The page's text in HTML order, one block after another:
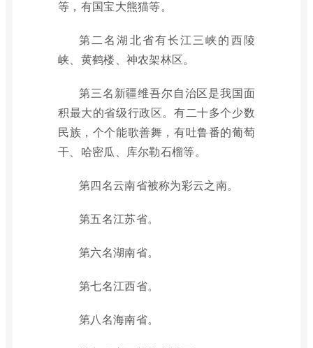
等，有国宝大熊猫等。
第二名湖北省有长江三峡的西陵
峡、黄鹤楼、神农架林区。
第三名新疆维吾尔自治区是我国面
积最大的省级行政区。有二十多个少数
民族，个个能歌善舞，有吐鲁番的葡萄
干、哈密瓜、库尔勒石榴等。
第四名云南省被称为彩云之南。
第五名江苏省。
第六名湖南省。
第七名江西省。
第八名海南省。